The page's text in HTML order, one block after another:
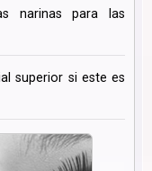
narinas para las
superior si este es